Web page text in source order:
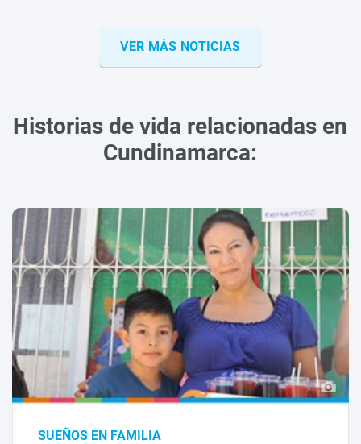
VER MÁS NOTICIAS
Historias de vida relacionadas en
Cundinamarca:
SUEÑOS EN FAMILIA